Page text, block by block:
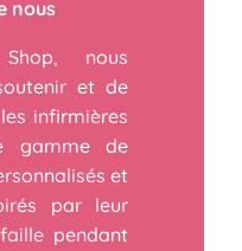
nous
nous
et de
infirmières
gamme de
et
par leur
pendant